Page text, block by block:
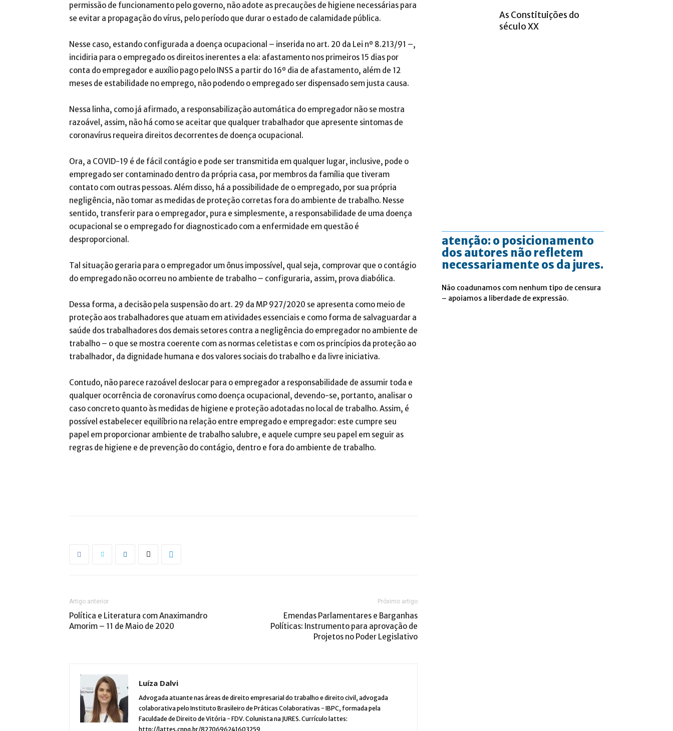
permissão de funcionamento pelo governo, não adote as precauções de higiene necessárias para
se evitar a propagação do vírus, pelo período que durar o estado de calamidade pública.
Nesse caso, estando configurada a doença ocupacional – inserida no art. 20 da Lei nº 8.213/91 –,
incidiria para o empregado os direitos inerentes a ela: afastamento nos primeiros 15 dias por
conta do empregador e auxílio pago pelo INSS a partir do 16º dia de afastamento, além de 12
meses de estabilidade no emprego, não podendo o empregado ser dispensado sem justa causa.
Nessa linha, como já afirmado, a responsabilização automática do empregador não se mostra
razoável, assim, não há como se aceitar que qualquer trabalhador que apresente sintomas de
coronavírus requeira direitos decorrentes de doença ocupacional.
Ora, a COVID-19 é de fácil contágio e pode ser transmitida em qualquer lugar, inclusive, pode o
empregado ser contaminado dentro da própria casa, por membros da família que tiveram
contato com outras pessoas. Além disso, há a possibilidade de o empregado, por sua própria
negligência, não tomar as medidas de proteção corretas fora do ambiente de trabalho. Nesse
sentido, transferir para o empregador, pura e simplesmente, a responsabilidade de uma doença
ocupacional se o empregado for diagnosticado com a enfermidade em questão é
desproporcional.
Tal situação geraria para o empregador um ônus impossível, qual seja, comprovar que o contágio
do empregado não ocorreu no ambiente de trabalho – configuraria, assim, prova diabólica.
Dessa forma, a decisão pela suspensão do art. 29 da MP 927/2020 se apresenta como meio de
proteção aos trabalhadores que atuam em atividades essenciais e como forma de salvaguardar a
saúde dos trabalhadores dos demais setores contra a negligência do empregador no ambiente de
trabalho – o que se mostra coerente com as normas celetistas e com os princípios da proteção ao
trabalhador, da dignidade humana e dos valores sociais do trabalho e da livre iniciativa.
Contudo, não parece razoável deslocar para o empregador a responsabilidade de assumir toda e
qualquer ocorrência de coronavírus como doença ocupacional, devendo-se, portanto, analisar o
caso concreto quanto às medidas de higiene e proteção adotadas no local de trabalho. Assim, é
possível estabelecer equilíbrio na relação entre empregado e empregador: este cumpre seu
papel em proporcionar ambiente de trabalho salubre, e aquele cumpre seu papel em seguir as
regras de higiene e de prevenção do contágio, dentro e fora do ambiente de trabalho.
Artigo anterior
Política e Literatura com Anaximandro
Amorim – 11 de Maio de 2020
Próximo artigo
Emendas Parlamentares e Barganhas
Políticas: Instrumento para aprovação de
Projetos no Poder Legislativo
Luíza Dalvi
Advogada atuante nas áreas de direito empresarial do trabalho e direito civil, advogada
colaborativa pelo Instituto Brasileiro de Práticas Colaborativas - IBPC, formada pela
Faculdade de Direito de Vitória - FDV. Colunista na JURES. Currículo lattes:
http://lattes.cnpq.br/8270696241603259
As Constituições do
século XX
atenção: o posicionamento
dos autores não refletem
necessariamente os da jures.
Não coadunamos com nenhum tipo de censura
– apoiamos a liberdade de expressão.